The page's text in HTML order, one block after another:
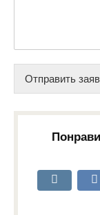
Отправить